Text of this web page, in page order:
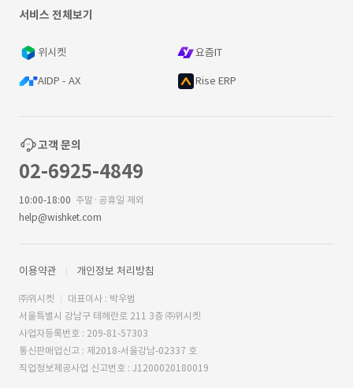
서비스 전체보기
위시켓 요즘IT
AIDP - AX Rise ERP
고객 문의
02-6925-4849
10:00-18:00 주말·공휴일 제외
help@wishket.com
이용약관 개인정보 처리방침
㈜위시켓
대표이사 : 박우범
서울특별시 강남구 테헤란로 211 3층 ㈜위시켓
사업자등록번호 : 209-81-57303
통신판매업신고 : 제2018-서울강남-02337 호
직업정보제공사업 신고번호 : J1200020180019